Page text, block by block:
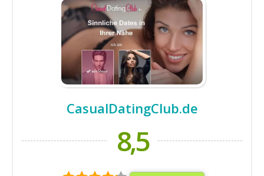
CasualDatingClub.de
8,5